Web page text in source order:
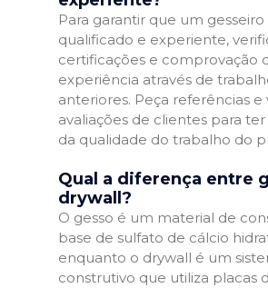
Para garantir que um gesseiro
qualificado e experiente,
certificações e comprovação
experiência através de
anteriores. Peça referências e
avaliações de clientes para
da qualidade do trabalho do
Qual a diferença entre
drywall?
O gesso é um material de
base de sulfato de cálcio
enquanto o drywall é um
construtivo que utiliza placas